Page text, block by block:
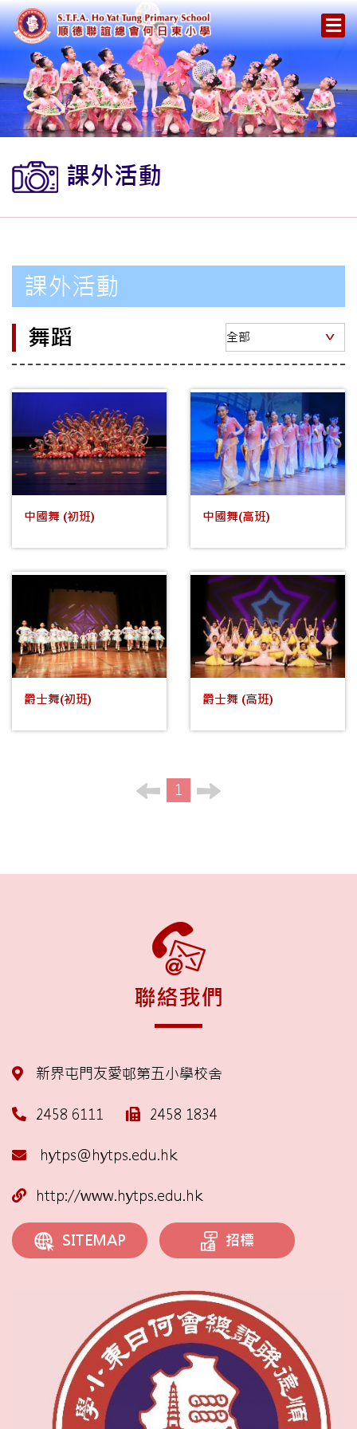
課外活動
課外活動
舞蹈
中國舞 (初班) 中國舞(高班)
爵士舞(初班) 爵士舞 (高班)
1
聯絡我們
新界屯門友愛邨第五小學校舍
2458 6111 2458 1834
hytps@hytps.edu.hk
http://www.hytps.edu.hk
SITEMAP 招標